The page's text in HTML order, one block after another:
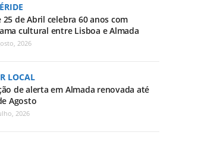
25 de Abril celebra 60 anos com
cultural entre Lisboa e Almada
2026
LOCAL
de alerta em Almada renovada até
Agosto
2026